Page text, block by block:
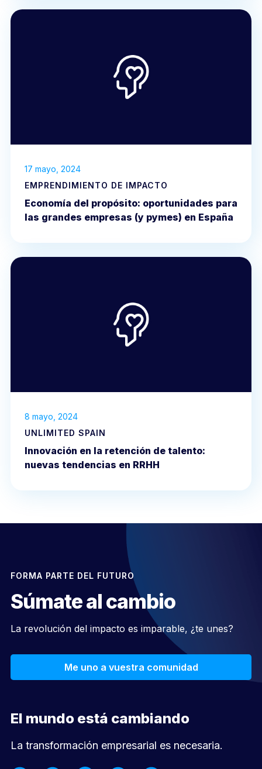
17 mayo, 2024
EMPRENDIMIENTO DE IMPACTO
Economía del propósito: oportunidades para
las grandes empresas (y pymes) en España
8 mayo, 2024
UNLIMITED SPAIN
Innovación en la retención de talento:
nuevas tendencias en RRHH
FORMA PARTE DEL FUTURO
Súmate al cambio
La revolución del impacto es imparable, ¿te unes?
Me uno a vuestra comunidad
El mundo está cambiando
La transformación empresarial es necesaria.